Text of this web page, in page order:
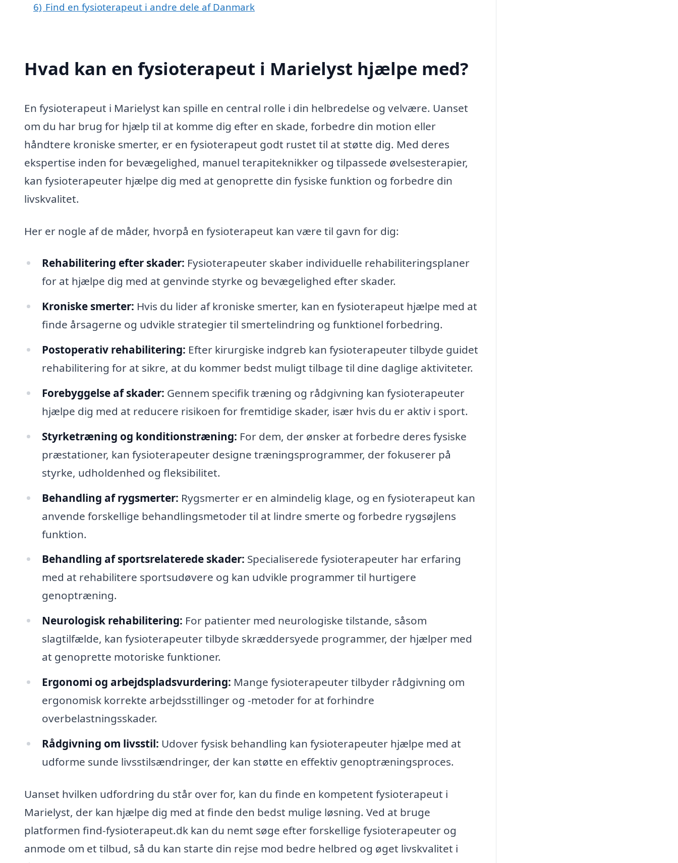
6) Find en fysioterapeut i andre dele af Danmark
Hvad kan en fysioterapeut i Marielyst hjælpe med?
En fysioterapeut i Marielyst kan spille en central rolle i din helbredelse og velvære. Uanset
om du har brug for hjælp til at komme dig efter en skade, forbedre din motion eller
håndtere kroniske smerter, er en fysioterapeut godt rustet til at støtte dig. Med deres
ekspertise inden for bevægelighed, manuel terapiteknikker og tilpassede øvelsesterapier,
kan fysioterapeuter hjælpe dig med at genoprette din fysiske funktion og forbedre din
livskvalitet.
Her er nogle af de måder, hvorpå en fysioterapeut kan være til gavn for dig:
Rehabilitering efter skader: Fysioterapeuter skaber individuelle rehabiliteringsplaner
for at hjælpe dig med at genvinde styrke og bevægelighed efter skader.
Kroniske smerter: Hvis du lider af kroniske smerter, kan en fysioterapeut hjælpe med at
finde årsagerne og udvikle strategier til smertelindring og funktionel forbedring.
Postoperativ rehabilitering: Efter kirurgiske indgreb kan fysioterapeuter tilbyde guidet
rehabilitering for at sikre, at du kommer bedst muligt tilbage til dine daglige aktiviteter.
Forebyggelse af skader: Gennem specifik træning og rådgivning kan fysioterapeuter
hjælpe dig med at reducere risikoen for fremtidige skader, især hvis du er aktiv i sport.
Styrketræning og konditionstræning: For dem, der ønsker at forbedre deres fysiske
præstationer, kan fysioterapeuter designe træningsprogrammer, der fokuserer på
styrke, udholdenhed og fleksibilitet.
Behandling af rygsmerter: Rygsmerter er en almindelig klage, og en fysioterapeut kan
anvende forskellige behandlingsmetoder til at lindre smerte og forbedre rygsøjlens
funktion.
Behandling af sportsrelaterede skader: Specialiserede fysioterapeuter har erfaring
med at rehabilitere sportsudøvere og kan udvikle programmer til hurtigere
genoptræning.
Neurologisk rehabilitering: For patienter med neurologiske tilstande, såsom
slagtilfælde, kan fysioterapeuter tilbyde skræddersyede programmer, der hjælper med
at genoprette motoriske funktioner.
Ergonomi og arbejdspladsvurdering: Mange fysioterapeuter tilbyder rådgivning om
ergonomisk korrekte arbejdsstillinger og -metoder for at forhindre
overbelastningsskader.
Rådgivning om livsstil: Udover fysisk behandling kan fysioterapeuter hjælpe med at
udforme sunde livsstilsændringer, der kan støtte en effektiv genoptræningsproces.
Uanset hvilken udfordring du står over for, kan du finde en kompetent fysioterapeut i
Marielyst, der kan hjælpe dig med at finde den bedst mulige løsning. Ved at bruge
platformen find-fysioterapeut.dk kan du nemt søge efter forskellige fysioterapeuter og
anmode om et tilbud, så du kan starte din rejse mod bedre helbred og øget livskvalitet i